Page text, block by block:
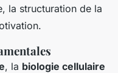
la structuration de la
, la biologie cellulaire